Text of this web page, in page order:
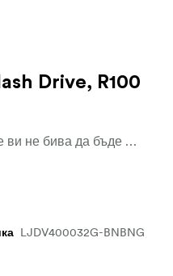
Drive, R100
Прехвърлянето на файловете ви не бива да бъде сред най-големите ви притеснения през натоварения ви ден. USB флаш устройството JumpDrive V400 използва USB 3.0 технология, която ви позволява бързо и лесно да съхранявате файлове с висока скорост на прехвърляне до 100 MB/s1, спестявайки ви време в чакане на файловете и прехвърлянето им от устройството към компютъра ви.
LJDV400032G-BNBNG